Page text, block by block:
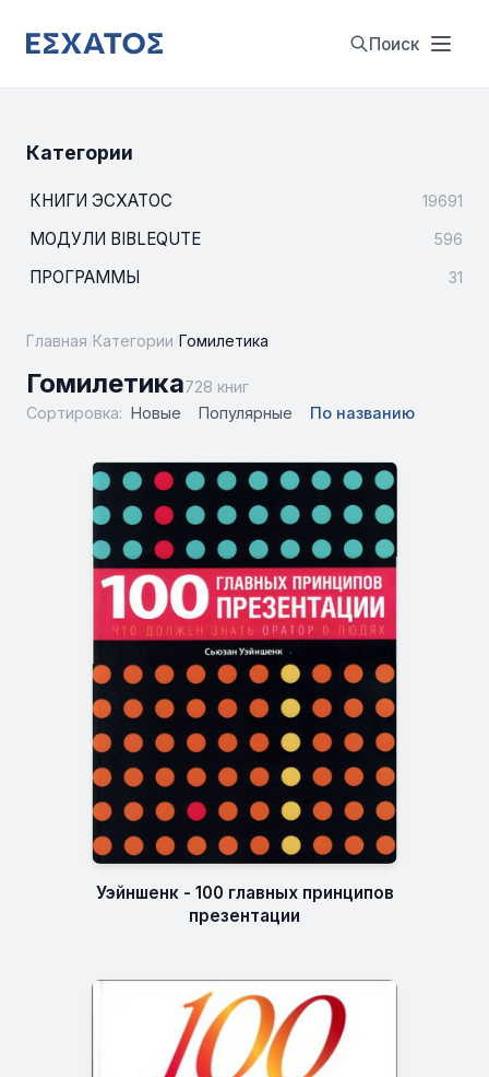
Поиск
Категории
КНИГИ ЭСХАТОС 19691
МОДУЛИ BIBLEQUTE 596
ПРОГРАММЫ 31
Главная Категории Гомилетика
Гомилетика728 книг
Сортировка: Новые Популярные По названию
Уэйншенк - 100 главных принципов
презентации